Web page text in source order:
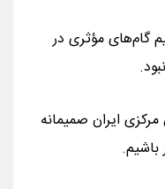
گام‌های مؤثری در
ایران صمیمانه